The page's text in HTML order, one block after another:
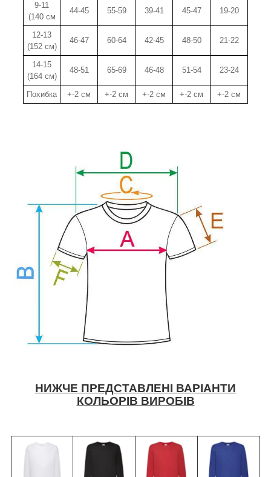
9-11
(140 см
44-45 55-59 39-41 45-47 19-20
12-13
(152 см)
46-47 60-64 42-45 48-50 21-22
14-15
(164 см)
48-51 65-69 46-48 51-54 23-24
Похибка +-2 см +-2 см +-2 см +-2 см +-2 см
НИЖЧЕ ПРЕДСТАВЛЕНІ ВАРІАНТИ
КОЛЬОРІВ ВИРОБІВ